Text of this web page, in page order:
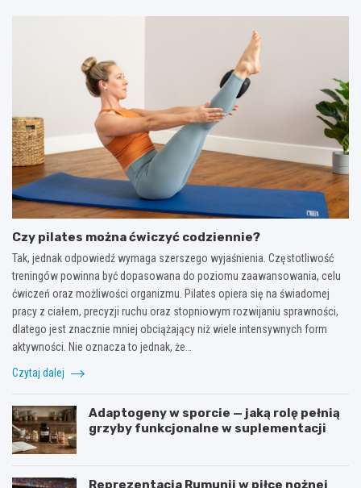
Czy pilates można ćwiczyć codziennie?
Tak, jednak odpowiedź wymaga szerszego wyjaśnienia. Częstotliwość
treningów powinna być dopasowana do poziomu zaawansowania, celu
ćwiczeń oraz możliwości organizmu. Pilates opiera się na świadomej
pracy z ciałem, precyzji ruchu oraz stopniowym rozwijaniu sprawności,
dlatego jest znacznie mniej obciążający niż wiele intensywnych form
aktywności. Nie oznacza to jednak, że…
Czytaj dalej
Adaptogeny w sporcie — jaką rolę pełnią
grzyby funkcjonalne w suplementacji
Reprezentacja Rumunii w piłce nożnej